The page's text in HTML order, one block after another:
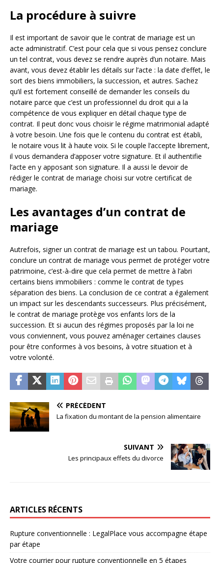
La procédure à suivre
Il est important de savoir que le contrat de mariage est un
acte administratif. C’est pour cela que si vous pensez conclure
un tel contrat, vous devez se rendre auprès d’un notaire. Mais
avant, vous devez établir les détails sur l’acte : la date d’effet, le
sort des biens immobiliers, la succession, et autres. Sachez
qu’il est fortement conseillé de demander les conseils du
notaire parce que c’est un professionnel du droit qui a la
compétence de vous expliquer en détail chaque type de
contrat. Il peut donc vous choisir le régime matrimonial adapté
à votre besoin. Une fois que le contenu du contrat est établi,
le notaire vous lit à haute voix. Si le couple l’accepte librement,
il vous demandera d’apposer votre signature. Et il authentifie
l’acte en y apposant son signature. Il a aussi le devoir de
rédiger le contrat de mariage choisi sur votre certificat de
mariage.
Les avantages d’un contrat de
mariage
Autrefois, signer un contrat de mariage est un tabou. Pourtant,
conclure un contrat de mariage vous permet de protéger votre
patrimoine, c’est-à-dire que cela permet de mettre à l’abri
certains biens immobiliers : comme le contrat de types
séparation des biens. La conclusion de ce contrat a également
un impact sur les descendants successeurs. Plus précisément,
le contrat de mariage protège vos enfants lors de la
succession. Et si aucun des régimes proposés par la loi ne
vous conviennent, vous pouvez aménager certaines clauses
pour être conformes à vos besoins, à votre situation et à
votre volonté.
PRÉCÉDENT
La fixation du montant de la pension alimentaire
SUIVANT
Les principaux effets du divorce
ARTICLES RÉCENTS
Rupture conventionnelle : LegalPlace vous accompagne étape
par étape
Votre courrier pour rupture conventionnelle en 5 étapes